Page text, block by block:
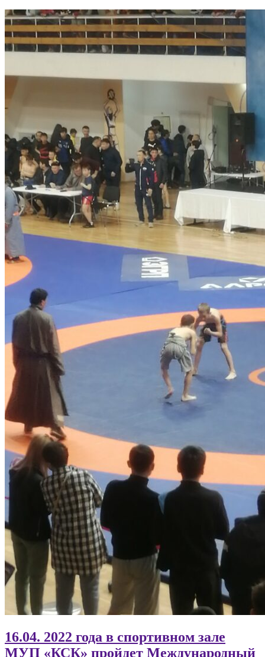
16.04. 2022 года в спортивном зале
МУП «КСК» пройдет Международный